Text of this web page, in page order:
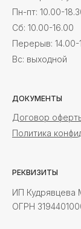
Пн-пт: 10.00-
Cб: 10.00-16.00
Перерыв: 14.00-
Вс: выходной
ДОКУМЕНТЫ
Договор
Политика
ИП Кудрявцева
ОГРН
РЕКВИЗИТЫ